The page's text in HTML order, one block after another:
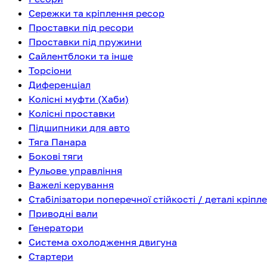
Сережки та кріплення ресор
Проставки під ресори
Проставки під пружини
Сайлентблоки та інше
Торсіони
Диференціал
Колісні муфти (Хаби)
Колісні проставки
Підшипники для авто
Тяга Панара
Бокові тяги
Рульове управління
Важелі керування
Стабілізатори поперечної стійкості / деталі
Приводні вали
Генератори
Система охолодження двигуна
Стартери